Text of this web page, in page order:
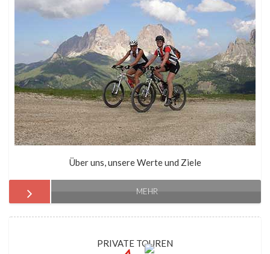
Über uns, unsere Werte und Ziele
MEHR
PRIVATE TOUREN